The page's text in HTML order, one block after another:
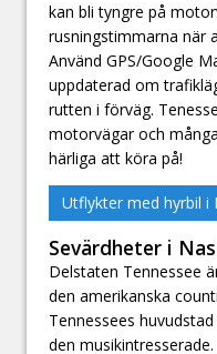
kan bli tyngre på
rusningstimmarna när
Använd GPS/Google
uppdaterad om
rutten i förväg.
motorvägar och
härliga att köra på!
Utflykter med hyrbil i
Sevärdheter i
Delstaten Tennessee
den amerikanska
Tennessees
den